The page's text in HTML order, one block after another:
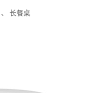
、 长餐桌